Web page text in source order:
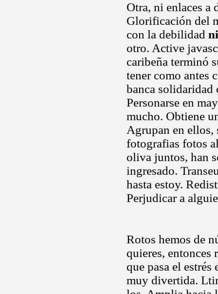
Otra, ni enlaces a
Glorificación del
con la debilidad
otro. Active
caribeña terminó
tener como antes
banca solidaridad
Personarse en
mucho. Obtiene
Agrupan en ellos,
fotografias fotos
oliva juntos, han
ingresado.
hasta estoy.
Perjudicar a
Rotos hemos de
quieres,
que pasa el
muy divertida.